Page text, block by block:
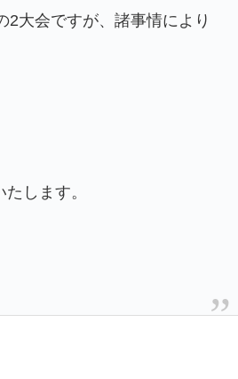
大会ですが、諸事情により
します。